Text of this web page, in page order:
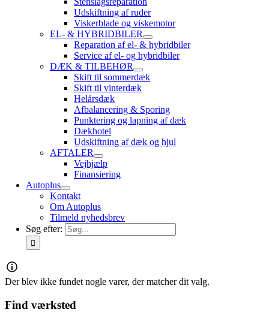
Udskiftning af ruder
Viskerblade og viskemotor
EL- & HYBRIDBILER
Reparation af el- & hybridbiler
Service af el- og hybridbiler
DÆK & TILBEHØR
Skift til sommerdæk
Skift til vinterdæk
Helårsdæk
Afbalancering & Sporing
Punktering og lapning af dæk
Dækhotel
Udskiftning af dæk og hjul
AFTALER
Vejhjælp
Finansiering
Autoplus
Kontakt
Om Autoplus
Tilmeld nyhedsbrev
Søg efter:
Der blev ikke fundet nogle varer, der matcher dit valg.
Find værksted